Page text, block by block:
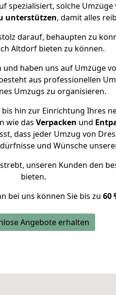
solche
unterstützen, damit alles
darauf, behaupten zu
Altdorf bieten zu können.
und haben uns auf Umzüge
aus professionellen
Umzugs zu organisieren.
hin zur Einrichtung Ihres
wie das Verpacken und
dass jeder Umzug von
und Wünsche
unseren Kunden den
bieten.
bei uns können Sie bis zu 60
Angebote erhalten